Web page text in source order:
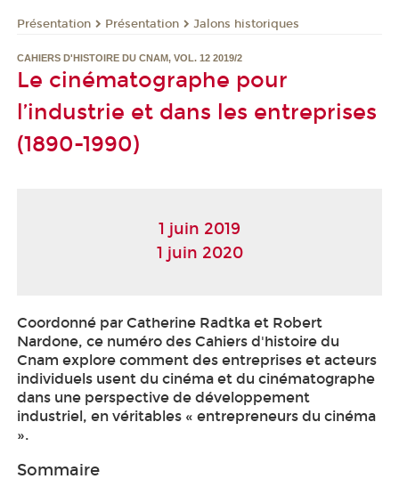
Présentation Présentation Jalons historiques
CAHIERS D'HISTOIRE DU CNAM, VOL. 12 2019/2
Le cinématographe pour
l’industrie et dans les entreprises
(1890-1990)
1 juin 2019
1 juin 2020
Coordonné par Catherine Radtka et Robert
Nardone, ce numéro des Cahiers d'histoire du
Cnam explore comment des entreprises et acteurs
individuels usent du cinéma et du cinématographe
dans une perspective de développement
industriel, en véritables « entrepreneurs du cinéma
».
Sommaire